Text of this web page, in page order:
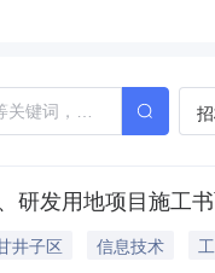
研发用地项目施工
井子区 信息技术